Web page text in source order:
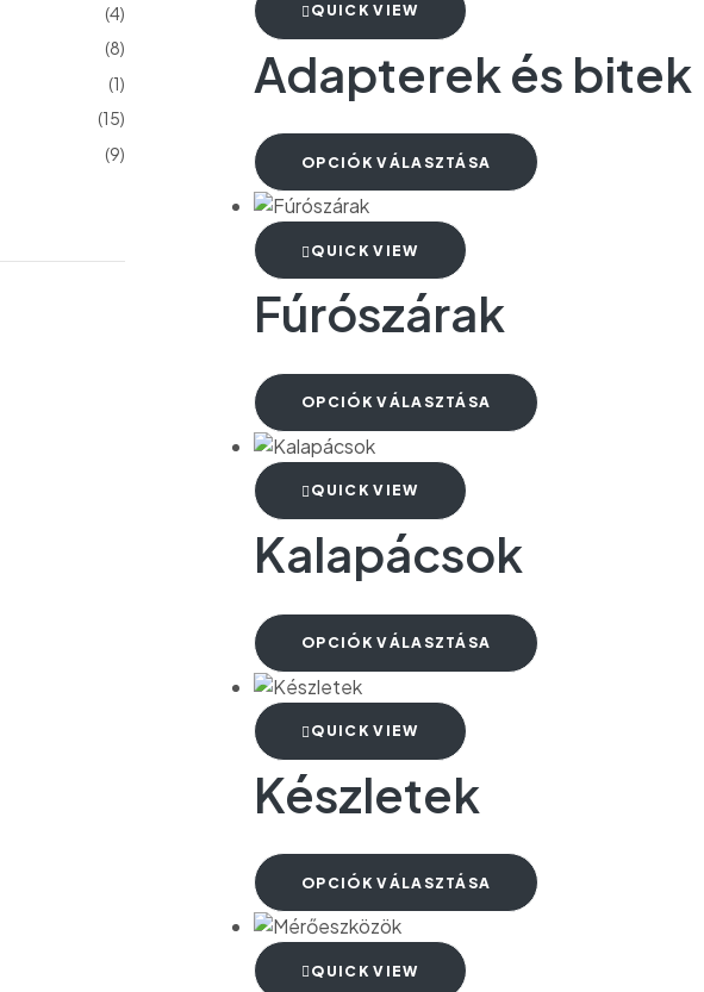
QUICK VIEW
Adapterek és bitek
OPCIÓK VÁLASZTÁSA
QUICK VIEW
Fúrószárak
OPCIÓK VÁLASZTÁSA
QUICK VIEW
Kalapácsok
OPCIÓK VÁLASZTÁSA
QUICK VIEW
Készletek
OPCIÓK VÁLASZTÁSA
QUICK VIEW
(4)
(8)
(1)
(15)
(9)